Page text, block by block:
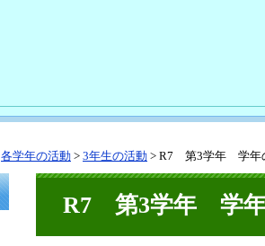
各学年の活動 > 3年生の活動 > R7 第3学年 学年
R7 第3学年 学